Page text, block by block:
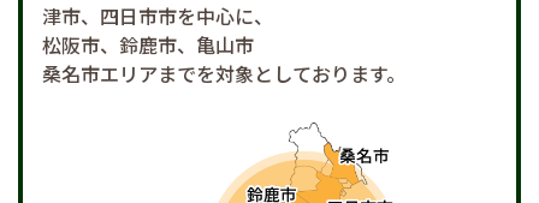
津市、四日市市を中心に、
松阪市、鈴鹿市、亀山市
桑名市エリアまでを対象としております。